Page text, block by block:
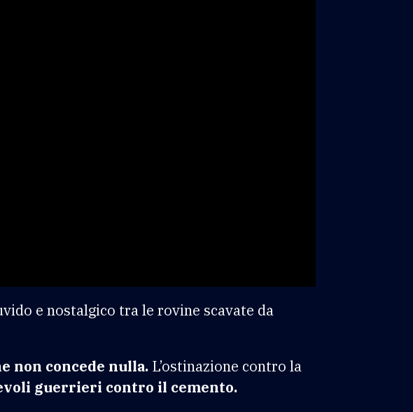
e nostalgico tra le rovine scavate da
non concede nulla. L’ostinazione contro la
guerrieri contro il cemento.